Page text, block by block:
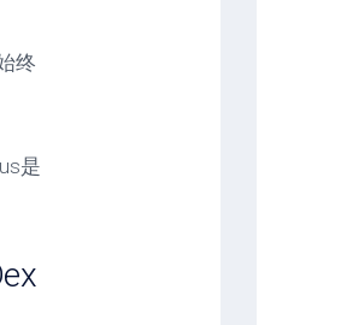
终
是